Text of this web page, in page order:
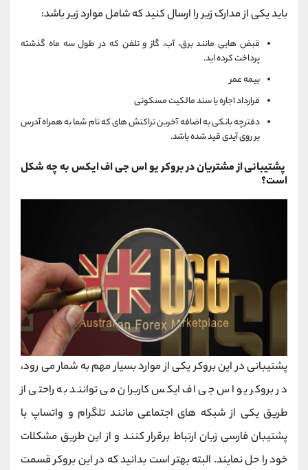
باید یکی از مدارک زیر را ارسال کنید که شامل موارد زیر باشد:
قبض هایی مانند برق، آب، گاز و تلفن که در طول سه ماه گذشته
پرداخت کرده اید.
بیمه عمر
قرارداد اجاره یا سند مالکیت مسکونی
دفترچه بانکی به اضافه آخرین تراکنش های که نام شما به همراه آدرس
بر روی آیدی قید شده باشد.
پشتیبانی از مشتریان در بروکر یو اس جی اف ایکس به چه شکل
است؟
پشتیبانی در این بروکر یکی از موارد بسیار مهم به شمار می رود،
در بروکر یو اس جی اف ایکس کاربران می توانند به راحتی از
طریق یکی از شبکه های اجتماعی مانند تلگرام و واتساپ با
پشتیبان فارسی زبان ارتباط برقرار کنند و از این طریق مشکلات
خود را حل نمایند. البته بهتر است بدانید که در این بروکر قسمت